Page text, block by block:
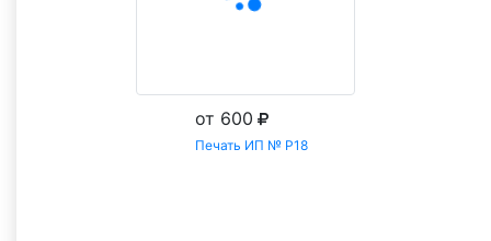
от 600
Печать ИП № Р18